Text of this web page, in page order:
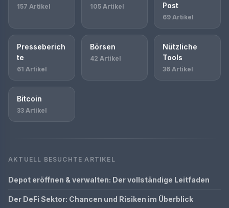
157 Artikel 105 Artikel
Post
69 Artikel
Presseberich
te
61 Artikel
Börsen
42 Artikel
Nützliche
Tools
36 Artikel
Bitcoin
33 Artikel
AKTUELL BESUCHTE ARTIKEL
Depot eröffnen & verwalten: Der vollständige Leitfaden
Der DeFi Sektor: Chancen und Risiken im Überblick